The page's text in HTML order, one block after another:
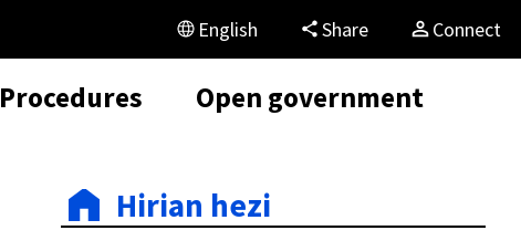
English Share Connect
Procedures Open government
Hirian hezi